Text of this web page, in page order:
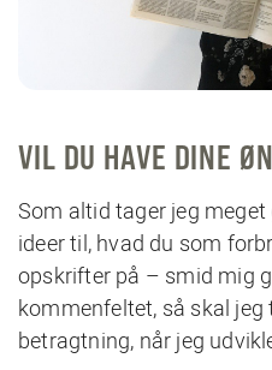
VIL DU HAVE DINE
Som altid tager jeg
ideer til, hvad du som
opskrifter på – smid mig
kommenfeltet, så skal jeg
betragtning, når jeg